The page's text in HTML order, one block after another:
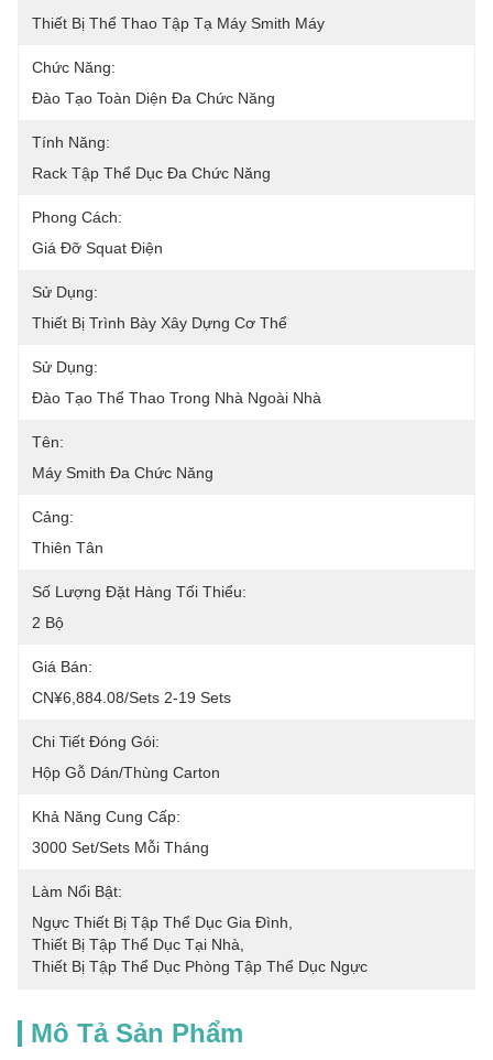
Thiết Bị Thể Thao Tập Tạ Máy Smith Máy
Chức Năng:
Đào Tạo Toàn Diện Đa Chức Năng
Tính Năng:
Rack Tập Thể Dục Đa Chức Năng
Phong Cách:
Giá Đỡ Squat Điện
Sử Dụng:
Thiết Bị Trình Bày Xây Dựng Cơ Thể
Sử Dụng:
Đào Tạo Thể Thao Trong Nhà Ngoài Nhà
Tên:
Máy Smith Đa Chức Năng
Cảng:
Thiên Tân
Số Lượng Đặt Hàng Tối Thiểu:
2 Bộ
Giá Bán:
CN¥6,884.08/sets 2-19 Sets
Chi Tiết Đóng Gói:
Hộp Gỗ Dán/thùng Carton
Khả Năng Cung Cấp:
3000 Set/Sets Mỗi Tháng
Làm Nổi Bật:
Ngực Thiết Bị Tập Thể Dục Gia Đình
Thiết Bị Tập Thể Dục Tại Nhà
Thiết Bị Tập Thể Dục Phòng Tập Thể Dục Ngực
Mô Tả Sản Phẩm